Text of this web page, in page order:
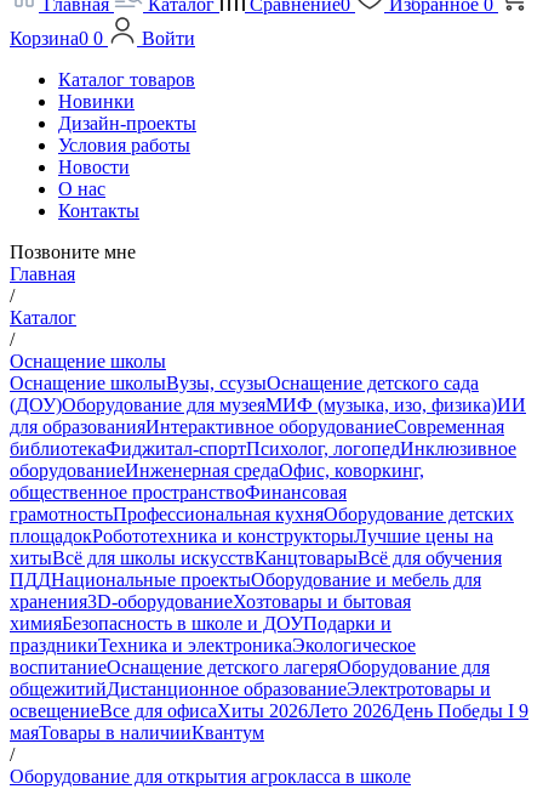
Корзина0 0
Войти
Каталог товаров
Новинки
Дизайн-проекты
Условия работы
Новости
О нас
Контакты
Позвоните мне
Главная
/
Каталог
/
Оснащение школы
Оснащение школыВузы, ссузыОснащение детского сада
(ДОУ)Оборудование для музеяМИФ (музыка, изо, физика)ИИ
для образованияИнтерактивное оборудованиеСовременная
библиотекаФиджитал-спортПсихолог, логопедИнклюзивное
оборудованиеИнженерная средаОфис, коворкинг,
общественное пространствоФинансовая
грамотностьПрофессиональная кухняОборудование детских
площадокРобототехника и конструкторыЛучшие цены на
хитыВсё для школы искусствКанцтоварыВсё для обучения
ПДДНациональные проектыОборудование и мебель для
хранения3D-оборудованиеХозтовары и бытовая
химияБезопасность в школе и ДОУПодарки и
праздникиТехника и электроникаЭкологическое
воспитаниеОснащение детского лагеряОборудование для
общежитийДистанционное образованиеЭлектротовары и
освещениеВсе для офисаХиты 2026Лето 2026День Победы I 9
маяТовары в наличииКвантум
/
Оборудование для открытия агрокласса в школе